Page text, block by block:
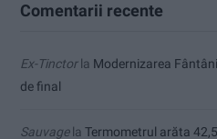
Comentarii recente
Ex-Tinctorla Modernizarea
de final
Sauvagela Termometrul arăta